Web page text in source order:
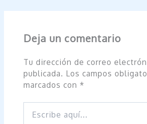
Deja un comentario
Tu dirección de correo
publicada. Los campos
marcados con *
aquí...